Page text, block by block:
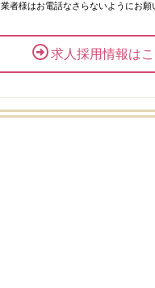
業者様はお電話なさらないようにお願
求人採用情報は